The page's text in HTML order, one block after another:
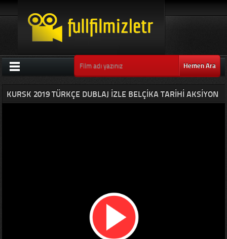
Hemen Ara
KURSK 2019 TÜRKÇE DUBLAJ IZLE BELÇIKA TARIHI AKSIYON